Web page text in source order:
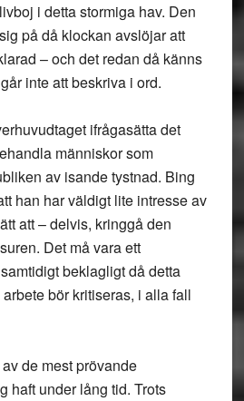
i detta stormiga hav. Den
på då klockan avslöjar att
– och det redan då känns
inte att beskriva i ord.
ifrågasätta det
människor som
av isande tystnad. Bing
han har väldigt lite intresse av
att – delvis, kringgå den
Det må vara ett
beklagligt då detta
bör kritiseras, i alla fall
de mest prövande
haft under lång tid. Trots